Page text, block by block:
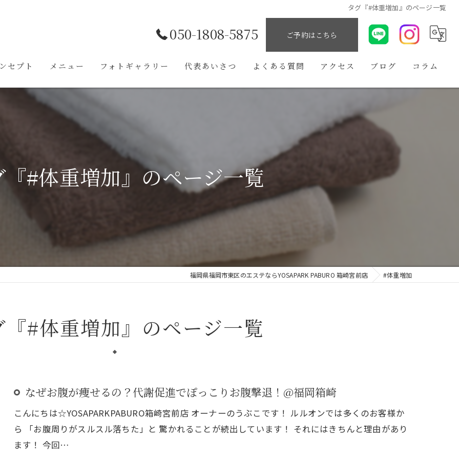
タグ『#体重増加』のページ一覧
050-1808-5875 ご予約はこちら
セプト メニュー フォトギャラリー 代表あいさつ よくある質問 アクセス ブログ コラム
#体重増加』のページ一覧
福岡県福岡市東区のエステならYOSAPARK PABURO 箱崎宮前店 #体重増加
『#体重増加』のページ一覧
なぜお腹が痩せるの？代謝促進でぽっこりお腹撃退！@福岡箱崎
こんにちは☆YOSAPARKPABURO箱崎宮前店 オーナーのうぶこです！ ルルオンでは多くのお客様か
ら 「お腹周りがスルスル落ちた」と 驚かれることが続出しています！ それにはきちんと理由があり
ます！ 今回…